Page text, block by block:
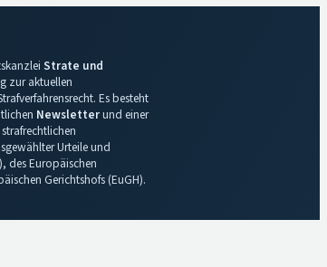
Strate und
zur aktuellen
Es besteht
Newsletterund einer
Urteile und
des Europäischen
Gerichtshofs (EuGH).